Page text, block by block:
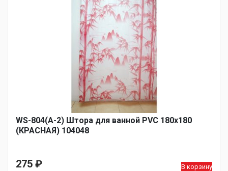
WS-804(А-2) Штора для ванной PVC 180х180
(КРАСНАЯ) 104048
275 ₽ В корзину